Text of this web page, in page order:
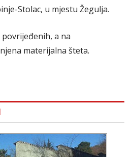
Stolac, u mjestu Žegulja.
a na
materijalna šteta.